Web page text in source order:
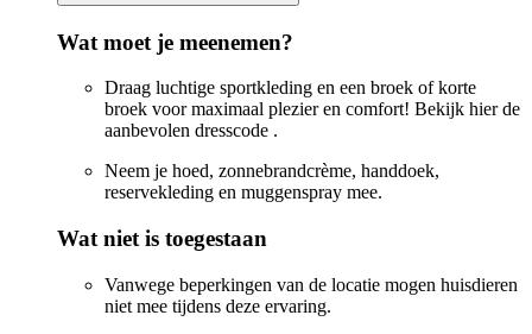
Wat moet je meenemen?
Draag luchtige sportkleding en een broek of korte
broek voor maximaal plezier en comfort! Bekijk hier de
aanbevolen dresscode .
Neem je hoed, zonnebrandcrème, handdoek,
reservekleding en muggenspray mee.
Wat niet is toegestaan
Vanwege beperkingen van de locatie mogen huisdieren
niet mee tijdens deze ervaring.